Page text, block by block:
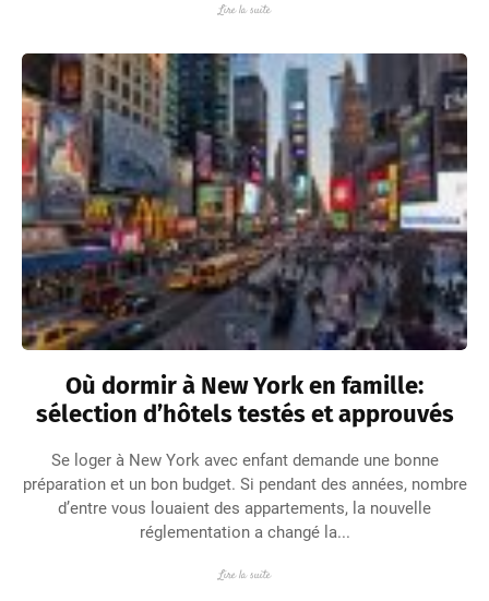
Lire la suite
Où dormir à New York en famille:
sélection d’hôtels testés et approuvés
Se loger à New York avec enfant demande une bonne
préparation et un bon budget. Si pendant des années, nombre
d’entre vous louaient des appartements, la nouvelle
réglementation a changé la...
Lire la suite